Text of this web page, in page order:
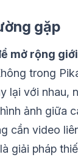
gặp
mở rộng
trong
lại với nhau,
ảnh giữa
cần video
giải pháp